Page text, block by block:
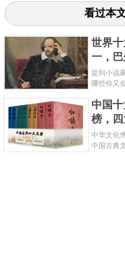
亿的小说排行榜中排第四
乾坤》《大主宰》也都
3、 萧鼎
看过本
世界
一，
提到小说
哪些你又
中国
榜，
中华文化
中国古典